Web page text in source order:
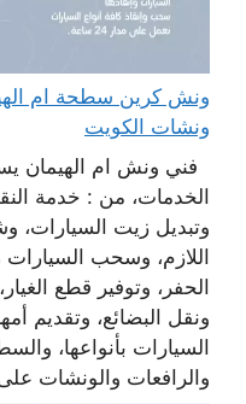
ونشات الكويت
فني ونش ام الهيمان
الخدمات، من : خدمة
وتبديل زيت السيارات،
اللازم، وسحب
الحفر، وتوفير قطع
ونقل البضائع، وتقديم
السيارات بأنواعها،
والرافعات والونشات على